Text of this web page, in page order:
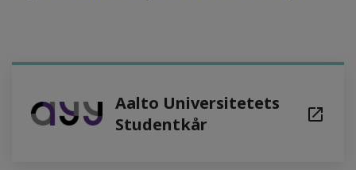
Aalto Universitetets
Studentkår